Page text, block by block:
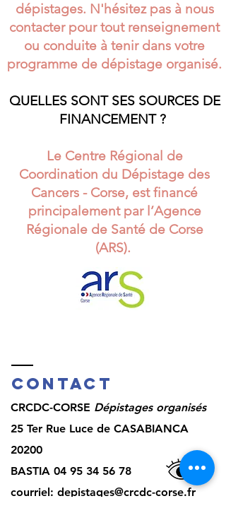
dépistages. N'hésitez pas à nous
contacter pour tout renseignement
ou conduite à tenir dans votre
programme de dépistage organisé.
QUELLES SONT SES SOURCES DE
FINANCEMENT ?
Le Centre Régional de
Coordination du Dépistage des
Cancers - Corse, est financé
principalement par l’Agence
Régionale de Santé de Corse
(ARS).
Contact
CRCDC-CORSE Dépistages organisés
25 Ter Rue Luce de CASABIANCA
20200
BASTIA 04 95 34 56 78
courriel: depistages@crcdc-corse.fr